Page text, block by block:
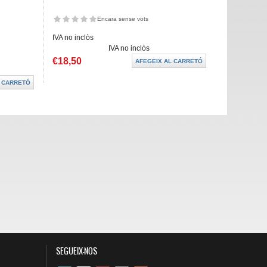
Encara sense vots
IVA no inclòs
IVA no inclòs
€18,50
SEGUEIX-NOS